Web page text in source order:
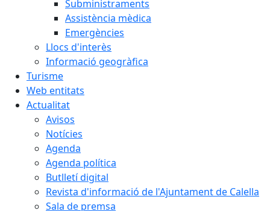
Subministraments
Assistència mèdica
Emergències
Llocs d'interès
Informació geogràfica
Turisme
Web entitats
Actualitat
Avisos
Notícies
Agenda
Agenda política
Butlletí digital
Revista d'informació de l'Ajuntament de Calella
Sala de premsa